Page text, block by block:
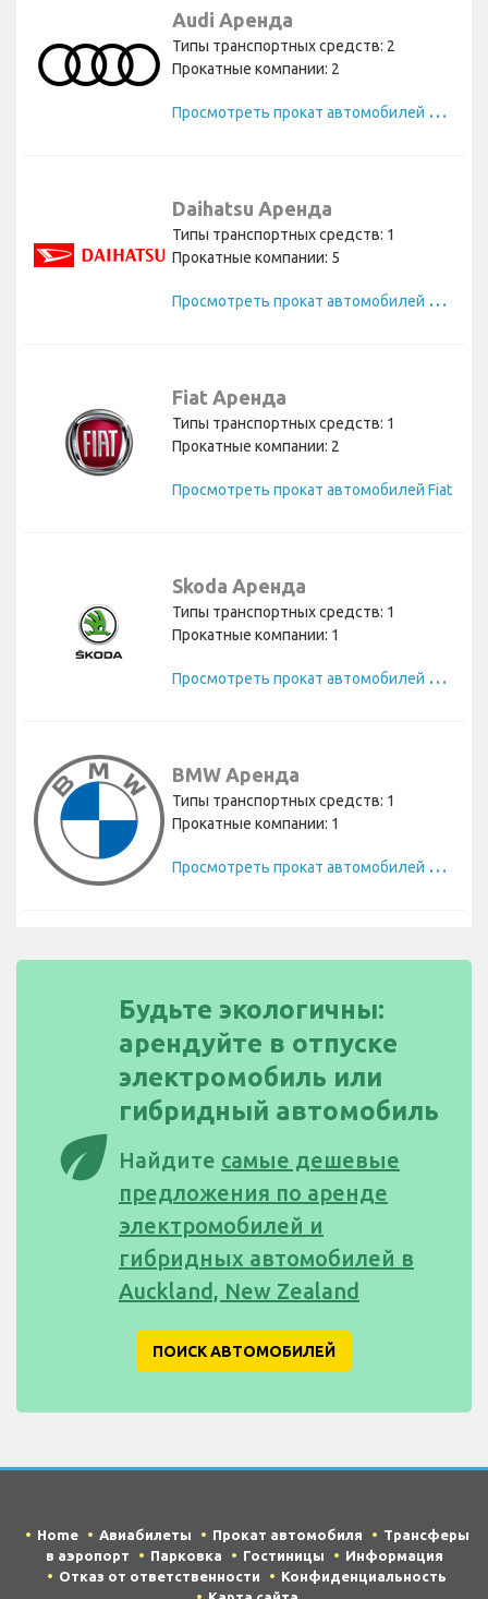
Audi Аренда
Типы транспортных средств: 2
Прокатные компании: 2
П
росмотреть прокат автомобилей Audi
Daihatsu Аренда
Типы транспортных средств: 1
Прокатные компании: 5
П
росмотреть прокат автомобилей Daihatsu
Fiat Аренда
Типы транспортных средств: 1
Прокатные компании: 2
Просмотреть прокат автомобилей Fiat
Skoda Аренда
Типы транспортных средств: 1
Прокатные компании: 1
П
росмотреть прокат автомобилей Skoda
BMW Аренда
Типы транспортных средств: 1
Прокатные компании: 1
П
росмотреть прокат автомобилей BMW
eco
Будьте экологичны:
арендуйте в отпуске
электромобиль или
гибридный автомобиль
Найдите самые дешевые
предложения по аренде
электромобилей и
гибридных автомобилей в
Auckland, New Zealand
ПОИСК АВТОМОБИЛЕЙ
Home Авиабилеты Прокат автомобиля
Трансферы
в аэропорт
Парковка Гостиницы
Информация
Отказ от ответственности
Конфиденциальность